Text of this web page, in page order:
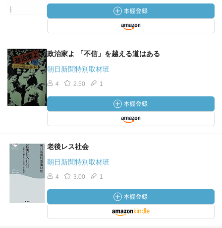
政治家よ 「不信」を越える道はある
朝日新聞特別取材班
4 2.50 1
老後レス社会
朝日新聞特別取材班
4 3.00 1